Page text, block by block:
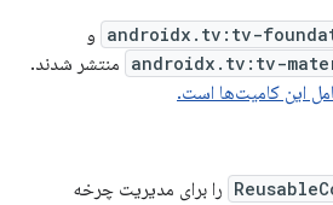
androidx.tv:tv- و
androidx.tv:tv- منتشر شدند.
را برای مدیریت چرخه